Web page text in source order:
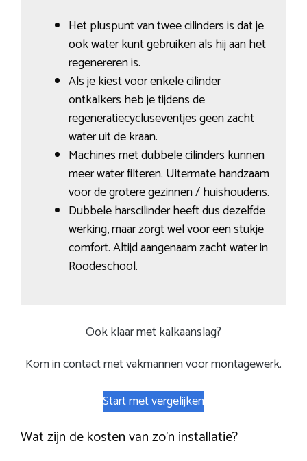
Het pluspunt van twee cilinders is dat je
ook water kunt gebruiken als hij aan het
regenereren is.
Als je kiest voor enkele cilinder
ontkalkers heb je tijdens de
regeneratiecycluseventjes geen zacht
water uit de kraan.
Machines met dubbele cilinders kunnen
meer water filteren. Uitermate handzaam
voor de grotere gezinnen / huishoudens.
Dubbele harscilinder heeft dus dezelfde
werking, maar zorgt wel voor een stukje
comfort. Altijd aangenaam zacht water in
Roodeschool.
Ook klaar met kalkaanslag?
Kom in contact met vakmannen voor montagewerk.
Start met vergelijken
Wat zijn de kosten van zo’n installatie?